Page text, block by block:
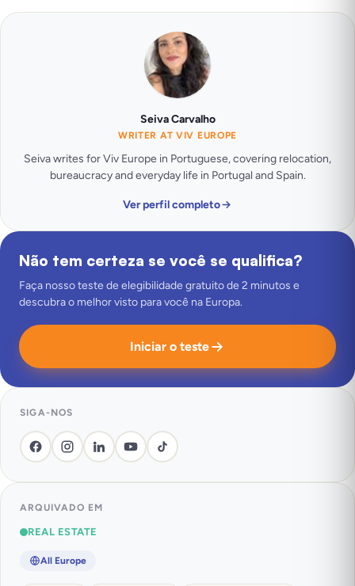
Seiva Carvalho
WRITER AT VIV EUROPE
Seiva writes for Viv Europe in Portuguese, covering relocation,
bureaucracy and everyday life in Portugal and Spain.
Ver perfil completo
Não tem certeza se você se qualifica?
Faça nosso teste de elegibilidade gratuito de 2 minutos e
descubra o melhor visto para você na Europa.
Iniciar o teste
SIGA-NOS
ARQUIVADO EM
REAL ESTATE
All Europe